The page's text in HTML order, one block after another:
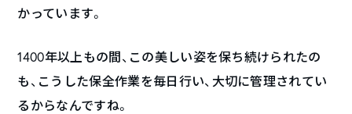
かっています。
1400年以上もの間、この美しい姿を保ち続けられたの
も、こうした保全作業を毎日行い、大切に管理されてい
るからなんですね。